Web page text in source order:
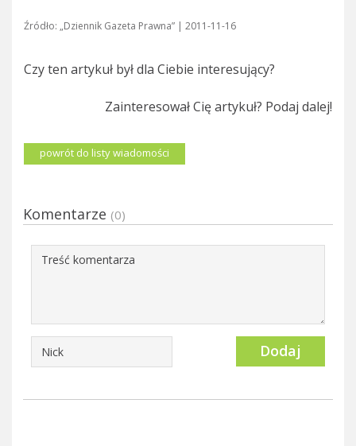
Źródło: „Dziennik Gazeta Prawna” | 2011-11-16
Czy ten artykuł był dla Ciebie interesujący?
Zainteresował Cię artykuł? Podaj dalej!
powrót do listy wiadomości
Komentarze (0)
Dodaj